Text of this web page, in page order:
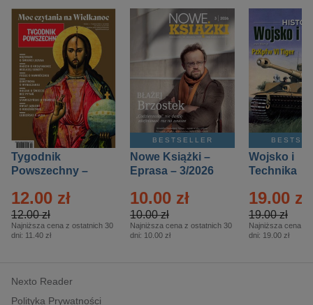
Tygodnik
Powszechny –
12.00 zł
12.00 zł
Najniższa cena z ostatnich 30
dni: 11.40 zł
BESTSELLER
Nowe Książki –
Eprasa – 3/2026
10.00 zł
10.00 zł
Najniższa cena z ostatnich 30
dni: 10.00 zł
Wojsko i
Technika
– 2/2026
19.00 zł
19.00 zł
Najniższa cena z
dni: 19.00 zł
Nexto Reader
Polityka Prywatności